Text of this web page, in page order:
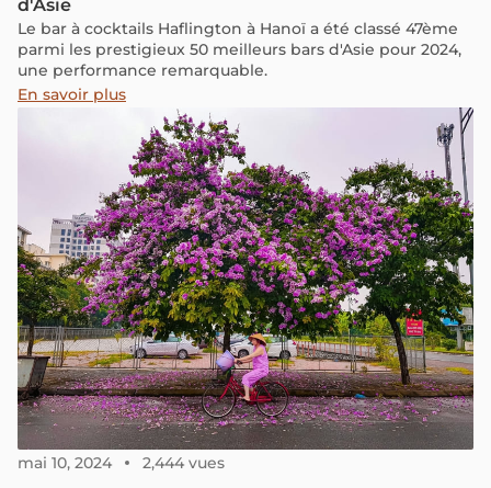
d'Asie
Le bar à cocktails Haflington à Hanoï a été classé 47ème
parmi les prestigieux 50 meilleurs bars d'Asie pour 2024,
une performance remarquable.
En savoir plus
mai 10, 2024 2,444 vues